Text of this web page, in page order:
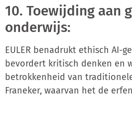
10. Toewijding aan
onderwijs:
EULER benadrukt ethisch AI-
bevordert kritisch denken en
betrokkenheid van
Franeker, waarvan het de